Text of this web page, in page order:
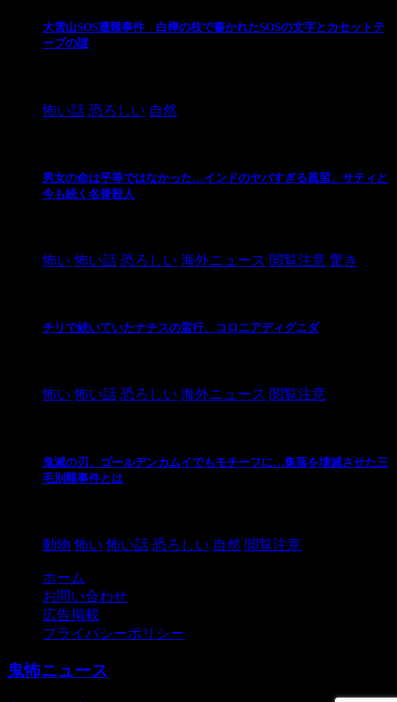
大雪山SOS遭難事件 白樺の枝で書かれたSOSの文字とカセットテ
ープの謎
怖い話 恐ろしい 自然
男女の命は平等ではなかった…インドのヤバすぎる風習、サティと
今も続く名誉殺人
怖い 怖い話 恐ろしい 海外ニュース 閲覧注意 驚き
チリで続いていたナチスの蛮行、コロニアディグニダ
怖い 怖い話 恐ろしい 海外ニュース 閲覧注意
鬼滅の刃、ゴールデンカムイでもモチーフに…集落を壊滅させた三
毛別羆事件とは
動物 怖い 怖い話 恐ろしい 自然 閲覧注意
ホーム
お問い合わせ
広告掲載
プライバシーポリシー
鬼怖ニュース